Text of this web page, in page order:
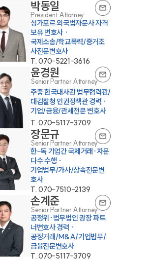
박동일
President Attorney
싱가포르 외국법자문사 자격
보유 변호사 ·
국제소송/학교폭력/증거조
사전문변호사
T.070-5221-3616
윤경원
Senior Partner Attorney
주중 한국대사관 법무협력관/
대검찰청 인권정책관 경력 ·
기업/금융/관세전문 변호사
T.070-5117-3709
장문규
Senior Partner Attorney
한-독 기업간 국제거래·자문
다수 수행 ·
기업법무/가사/상속전문변
호사
T.070-7510-2139
손계준
Senior Partner Attorney
공정위·법무법인 광장 파트
너변호사 경력 ·
공정거래/M&A/기업법무/
금융전문변호사
T.070-5117-3709